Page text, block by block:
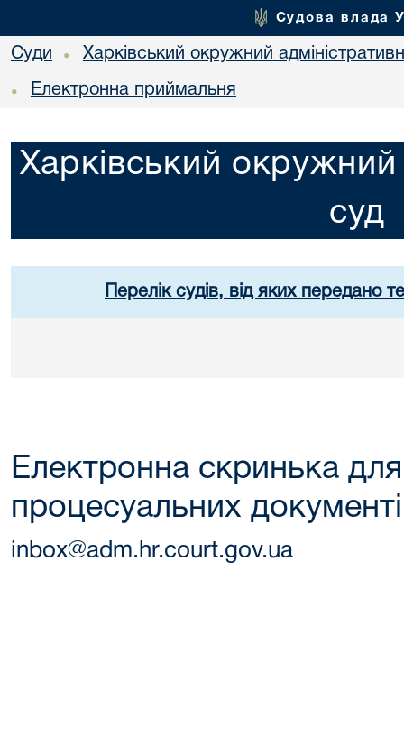
Судова влада
Суди • Харківський окружний
• Електронна приймальня
Харківський окружний
суд
Перелік судів, від яких передано
Електронна скринька
процесуальних
inbox@adm.hr.court.gov.ua